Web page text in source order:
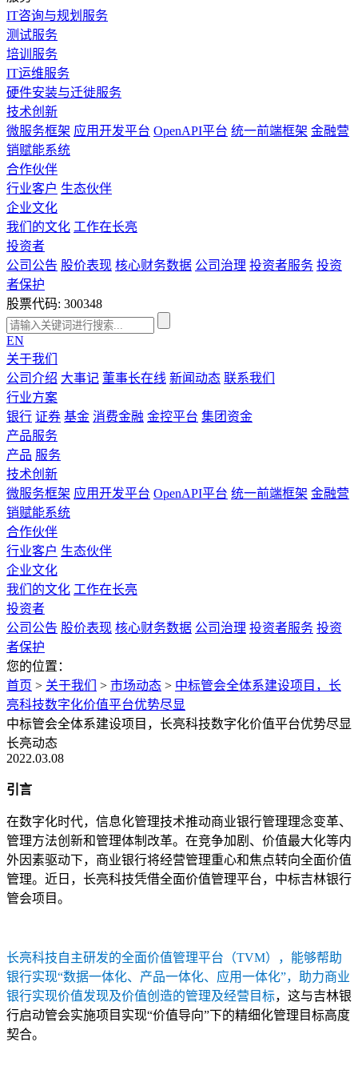
IT咨询与规划服务
测试服务
培训服务
IT运维服务
硬件安装与迁徙服务
技术创新
微服务框架 应用开发平台 OpenAPI平台 统一前端框架 金融营
销赋能系统
合作伙伴
行业客户 生态伙伴
企业文化
我们的文化 工作在长亮
投资者
公司公告 股价表现 核心财务数据 公司治理 投资者服务 投资
者保护
股票代码: 300348
EN
关于我们
公司介绍 大事记 董事长在线 新闻动态 联系我们
行业方案
银行 证券 基金 消费金融 金控平台 集团资金
产品服务
产品 服务
技术创新
微服务框架 应用开发平台 OpenAPI平台 统一前端框架 金融营
销赋能系统
合作伙伴
行业客户 生态伙伴
企业文化
我们的文化 工作在长亮
投资者
公司公告 股价表现 核心财务数据 公司治理 投资者服务 投资
者保护
您的位置：
首页 > 关于我们 > 市场动态 > 中标管会全体系建设项目，长
亮科技数字化价值平台优势尽显
中标管会全体系建设项目，长亮科技数字化价值平台优势尽显
长亮动态
2022.03.08
引言
在数字化时代，信息化管理技术推动商业银行管理理念变革、
管理方法创新和管理体制改革。在竞争加剧、价值最大化等内
外因素驱动下，商业银行将经营管理重心和焦点转向全面价值
管理。近日，长亮科技凭借全面价值管理平台，中标吉林银行
管会项目。
长亮科技自主研发的全面价值管理平台（TVM），能够帮助
银行实现“数据一体化、产品一体化、应用一体化”，助力商业
银行实现价值发现及价值创造的管理及经营目标，这与吉林银
行启动管会实施项目实现“价值导向”下的精细化管理目标高度
契合。